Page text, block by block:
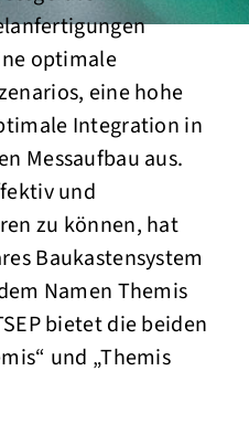
optimale
eine hohe
Integration in
Messaufbau aus.
und
zu können, hat
Baukastensystem
Namen Themis
bietet die beiden
und „Themis